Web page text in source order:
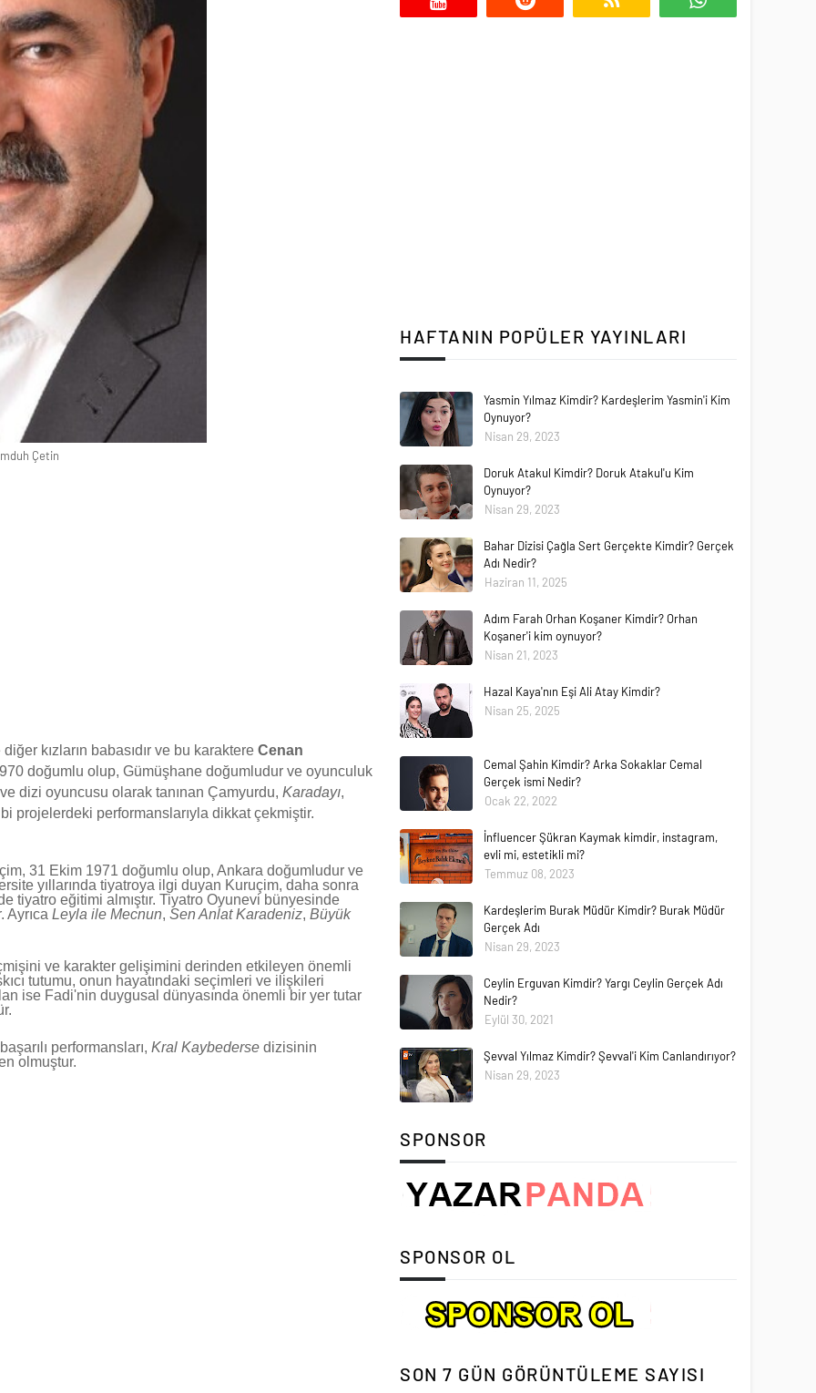
Çetin
kızların babasıdır ve bu karaktere Cenan
doğumlu olup, Gümüşhane doğumludur ve oyunculuk
dizi oyuncusu olarak tanınan Çamyurdu, Karadayı,
projelerdeki performanslarıyla dikkat çekmiştir.
31 Ekim 1971 doğumlu olup, Ankara doğumludur ve
yıllarında tiyatroya ilgi duyan Kuruçim, daha sonra
tiyatro eğitimi almıştır. Tiyatro Oyunevi bünyesinde
Ayrıca Leyla ile Mecnun, Sen Anlat Karadeniz, Büyük
ve karakter gelişimini derinden etkileyen önemli
tutumu, onun hayatındaki seçimleri ve ilişkileri
ise Fadi'nin duygusal dünyasında önemli bir yer tutar
performansları, Kral Kaybederse dizisinin
olmuştur.
HAFTANIN POPÜLER YAYINLARI
Yasmin Yılmaz Kimdir? Kardeşlerim Yasmin'i Kim
Oynuyor?
Nisan 29, 2023
Doruk Atakul Kimdir? Doruk Atakul'u Kim
Oynuyor?
Nisan 29, 2023
Bahar Dizisi Çağla Sert Gerçekte Kimdir? Gerçek
Adı Nedir?
Haziran 11, 2025
Adım Farah Orhan Koşaner Kimdir? Orhan
Koşaner'i kim oynuyor?
Nisan 21, 2023
Hazal Kaya'nın Eşi Ali Atay Kimdir?
Nisan 25, 2025
Cemal Şahin Kimdir? Arka Sokaklar Cemal
Gerçek ismi Nedir?
Ocak 22, 2022
İnfluencer Şükran Kaymak kimdir, instagram,
evli mi, estetikli mi?
Temmuz 08, 2023
Kardeşlerim Burak Müdür Kimdir? Burak Müdür
Gerçek Adı
Nisan 29, 2023
Ceylin Erguvan Kimdir? Yargı Ceylin Gerçek Adı
Nedir?
Eylül 30, 2021
Şevval Yılmaz Kimdir? Şevval'i Kim Canlandırıyor?
Nisan 29, 2023
SPONSOR
SPONSOR OL
SON 7 GÜN GÖRÜNTÜLEME SAYISI